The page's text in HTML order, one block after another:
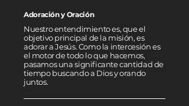
Adoración y Oración
Nuestro entendimiento es, que el
objetivo principal de la misión, es
adorar a Jesús. Como la intercesión es
el motor de todo lo que hacemos,
pasamos una significante cantidad de
tiempo buscando a Dios y orando
juntos.